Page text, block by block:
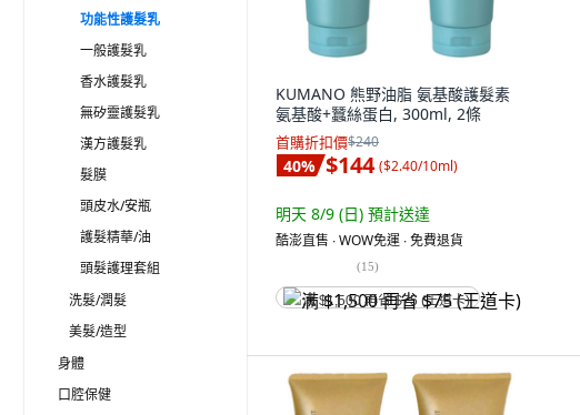
功能性護髮乳
一般護髮乳
香水護髮乳
無矽靈護髮乳
漢方護髮乳
髮膜
頭皮水/安瓶
護髮精華/油
頭髮護理‭套組
洗髮/潤髮
美髮/造型
身體
口腔保健
KUMANO 熊野油脂 氨基酸護髮素
氨基酸+蠶絲蛋白, 300ml, 2條
首購折扣價$240
40% $144 ($2.40/10ml)
明天 8/9 (日) 預計送達
酷澎直售 ∙ WOW免運 ∙ 免費退貨
(15)
满 $1,500 再省 $75 (王道卡)